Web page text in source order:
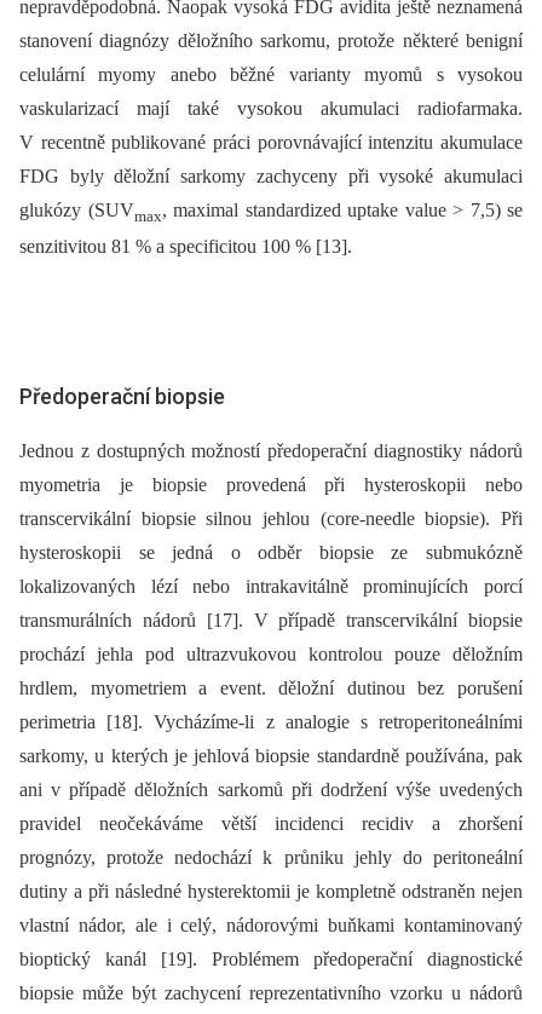
nepravděpodobná. Naopak vysoká FDG avidita ještě neznamená
stanovení diagnózy děložního sarkomu, protože některé benigní
celulární myomy anebo běžné varianty myomů s vysokou
vaskularizací mají také vysokou akumulaci radiofarmaka.
V recentně publikované práci porovnávající intenzitu akumulace
FDG byly děložní sarkomy zachyceny při vysoké akumulaci
glukózy (SUVmax, maximal standardized uptake value > 7,5) se
senzitivitou 81 % a specificitou 100 % [13].
Předoperační biopsie
Jednou z dostupných možností předoperační diagnostiky nádorů
myometria je biopsie provedená při hysteroskopii nebo
transcervikální biopsie silnou jehlou (core-needle biopsie). Při
hysteroskopii se jedná o odběr biopsie ze submukózně
lokalizovaných lézí nebo intrakavitálně prominujících porcí
transmurálních nádorů [17]. V případě transcervikální biopsie
prochází jehla pod ultrazvukovou kontrolou pouze děložním
hrdlem, myometriem a event. děložní dutinou bez porušení
perimetria [18]. Vycházíme-li z analogie s retroperitoneálními
sarkomy, u kterých je jehlová biopsie standardně používána, pak
ani v případě děložních sarkomů při dodržení výše uvedených
pravidel neočekáváme větší incidenci recidiv a zhoršení
prognózy, protože nedochází k průniku jehly do peritoneální
dutiny a při následné hysterektomii je kompletně odstraněn nejen
vlastní nádor, ale i celý, nádorovými buňkami kontaminovaný
bioptický kanál [19]. Problémem předoperační diagnostické
biopsie může být zachycení reprezentativního vzorku u nádorů